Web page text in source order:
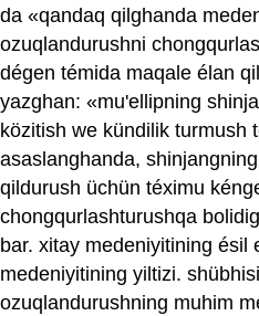
da «qandaq qilghanda
ozuqlandurushni
dégen témida maqale élan
yazghan: «mu'ellipning
közitish we kündilik turmush
asaslanghanda,
qildurush üchün téximu
chongqurlashturushqa
bar. xitay medeniyitining ésil
medeniyitining yiltizi.
ozuqlandurushning muhim